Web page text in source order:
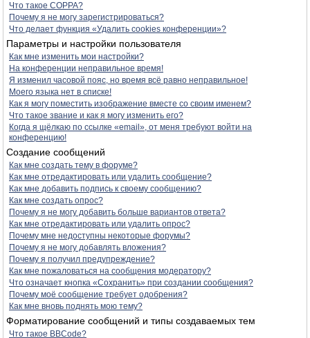
Что такое COPPA?
Почему я не могу зарегистрироваться?
Что делает функция «Удалить cookies конференции»?
Параметры и настройки пользователя
Как мне изменить мои настройки?
На конференции неправильное время!
Я изменил часовой пояс, но время всё равно неправильное!
Моего языка нет в списке!
Как я могу поместить изображение вместе со своим именем?
Что такое звание и как я могу изменить его?
Когда я щёлкаю по ссылке «email», от меня требуют войти на
конференцию!
Создание сообщений
Как мне создать тему в форуме?
Как мне отредактировать или удалить сообщение?
Как мне добавить подпись к своему сообщению?
Как мне создать опрос?
Почему я не могу добавить больше вариантов ответа?
Как мне отредактировать или удалить опрос?
Почему мне недоступны некоторые форумы?
Почему я не могу добавлять вложения?
Почему я получил предупреждение?
Как мне пожаловаться на сообщения модератору?
Что означает кнопка «Сохранить» при создании сообщения?
Почему моё сообщение требует одобрения?
Как мне вновь поднять мою тему?
Форматирование сообщений и типы создаваемых тем
Что такое BBCode?